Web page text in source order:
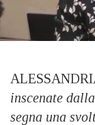
inscenate
segna una